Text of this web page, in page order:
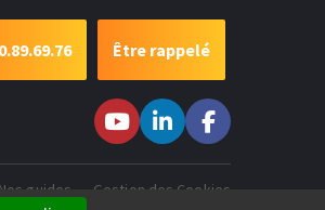
Être rappelé
Youtubesur LinkedIn
nous sur
Facebook
Nos guides Gestion des Cookies